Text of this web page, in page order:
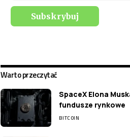
Warto przeczytać
SpaceX Elona
fundusze rynkowe
BITCOIN